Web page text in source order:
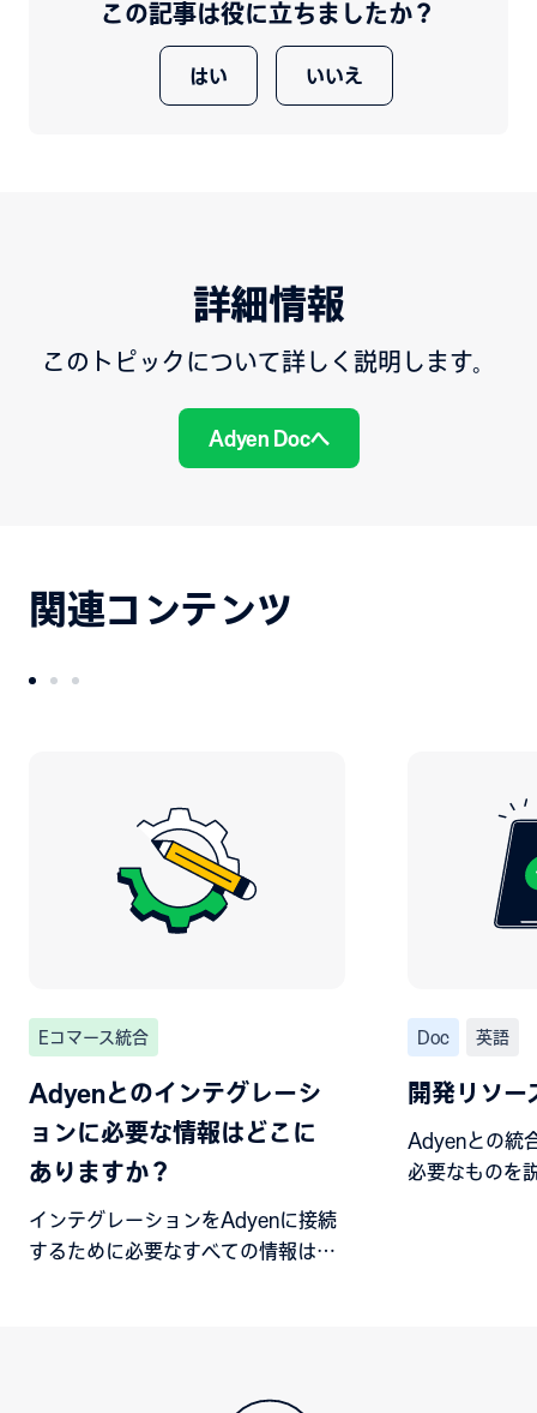
この記事は役に立ちましたか？
はい いいえ
詳細情報
このトピックについて詳しく説明します。
Adyen Docへ
関連コンテンツ
Eコマース統合
Adyenとのインテグレーシ
ョンに必要な情報はどこに
ありますか？
インテグレーションをAdyenに接続
するために必要なすべての情報は、
Doc 英語
開発リソー
Adyenとの統
必要なものを